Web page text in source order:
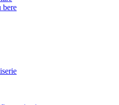
bere